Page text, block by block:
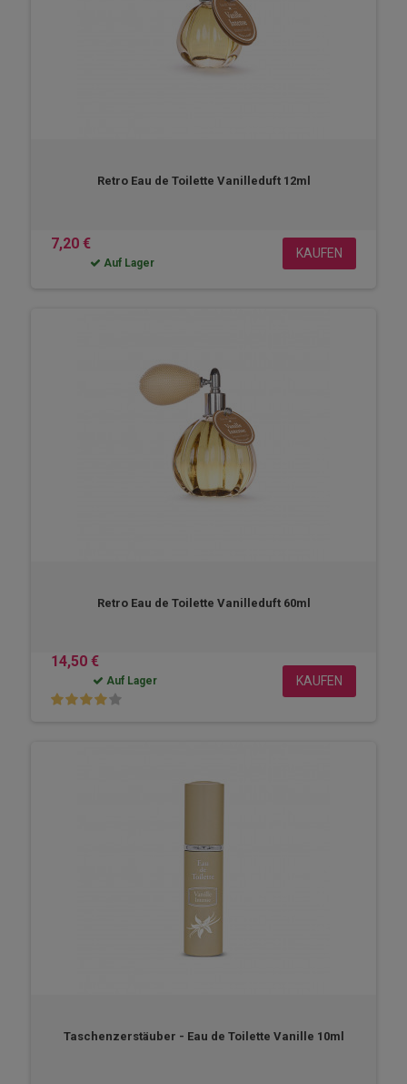
Retro Eau de Toilette Vanilleduft 12ml
7,20 €
Auf Lager
KAUFEN
Retro Eau de Toilette Vanilleduft 60ml
14,50 €
Auf Lager KAUFEN
Taschenzerstäuber - Eau de Toilette Vanille 10ml